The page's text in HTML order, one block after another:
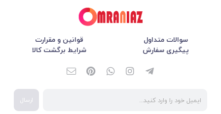
سوالات متداول
قوانین و مقرارت
پیگیری سفارش
شرایط برگشت کالا
ارسال